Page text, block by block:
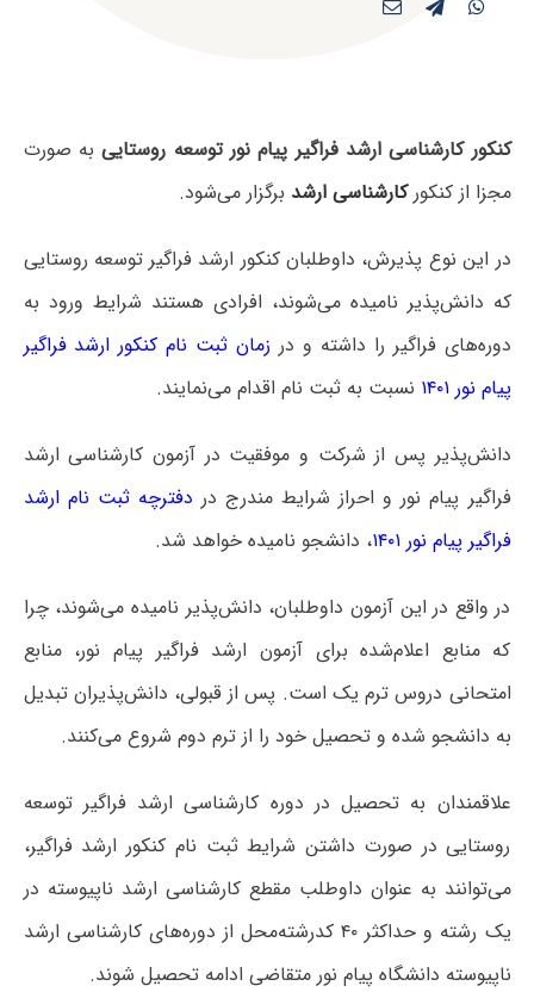
کنکور کارشناسی ارشد فراگیر پیام نور توسعه روستاییبه صورت
مجزا از کنکورکارشناسی ارشد برگزار می‌شود.
در این نوع پذیرش، داوطلبان کنکور ارشد فراگیر توسعه روستایی
که دانش‌پذیر نامیده می‌شوند، افرادی هستند شرایط ورود به
دوره‌های فراگیر را داشته و در زمان ثبت نام کنکور ارشد فراگیر
پیام نور ۱۴۰۱
نسبت به ثبت نام اقدام می‌نمایند.
دانش‌پذیر پس از شرکت و موفقیت در آزمون کارشناسی ارشد
فراگیر پیام نور و احراز شرایط مندرج در دفترچه ثبت نام ارشد
فراگیر پیام نور ۱۴۰۱
، دانشجو نامیده خواهد شد.
در واقع در این آزمون داوطلبان، دانش‌پذیر نامیده می‌شوند، چرا
که منابع اعلام‌شده برای آزمون ارشد فراگیر پیام نور، منابع
امتحانی دروس ترم یک است. پس از قبولی، دانش‌پذیران تبدیل
به دانشجو شده و تحصیل خود را از ترم دوم شروع می‌کنند.
علاقمندان به تحصیل در دوره کارشناسی ارشد فراگیر توسعه
روستایی در صورت داشتن شرایط ثبت نام کنکور ارشد فراگیر،
می‌توانند به عنوان داوطلب مقطع کارشناسی ارشد ناپیوسته در
یک رشته و حداکثر ۴۰ کدرشته‌محل از دوره‌های کارشناسی ارشد
ناپیوسته دانشگاه پیام نور متقاضی ادامه تحصیل شوند.